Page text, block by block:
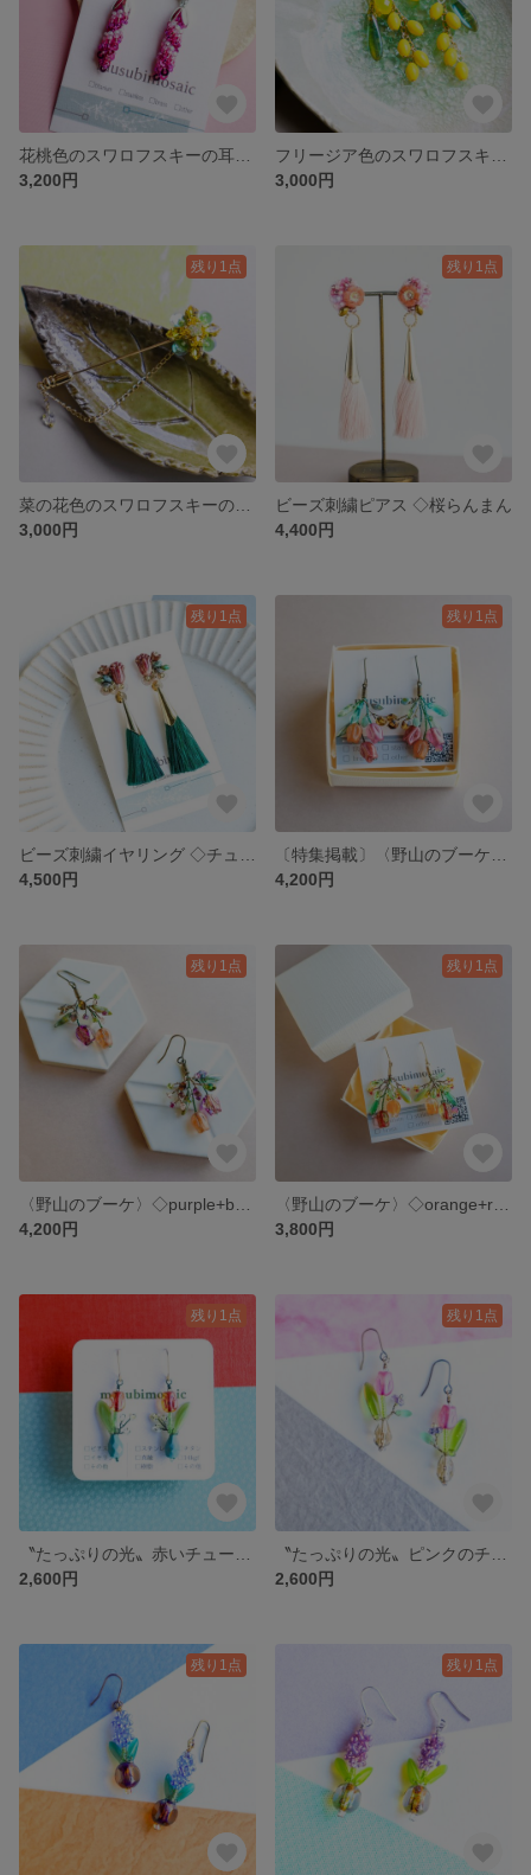
3,200円
3,000円
残り1点
3,000円
残り1点
ビーズ刺繍ピアス ◇桜らんまん
4,400円
残り1点
4,500円
残り1点
4,200円
残り1点
4,200円
残り1点
3,800円
残り1点
2,600円
残り1点
2,600円
残り1点 残り1点